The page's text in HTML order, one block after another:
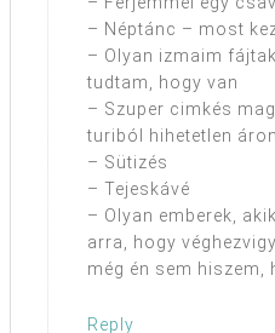
– Néptánc – most
– Olyan izmaim
tudtam, hogy van
– Szuper cimkés
turiból hihetetlen áron
– Sütizés
– Tejeskávé
– Olyan emberek,
arra, hogy
még én sem hiszem,
Reply